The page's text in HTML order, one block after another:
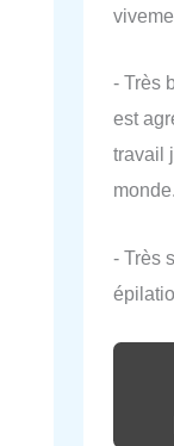
- Très
est
travail
monde.
- Très